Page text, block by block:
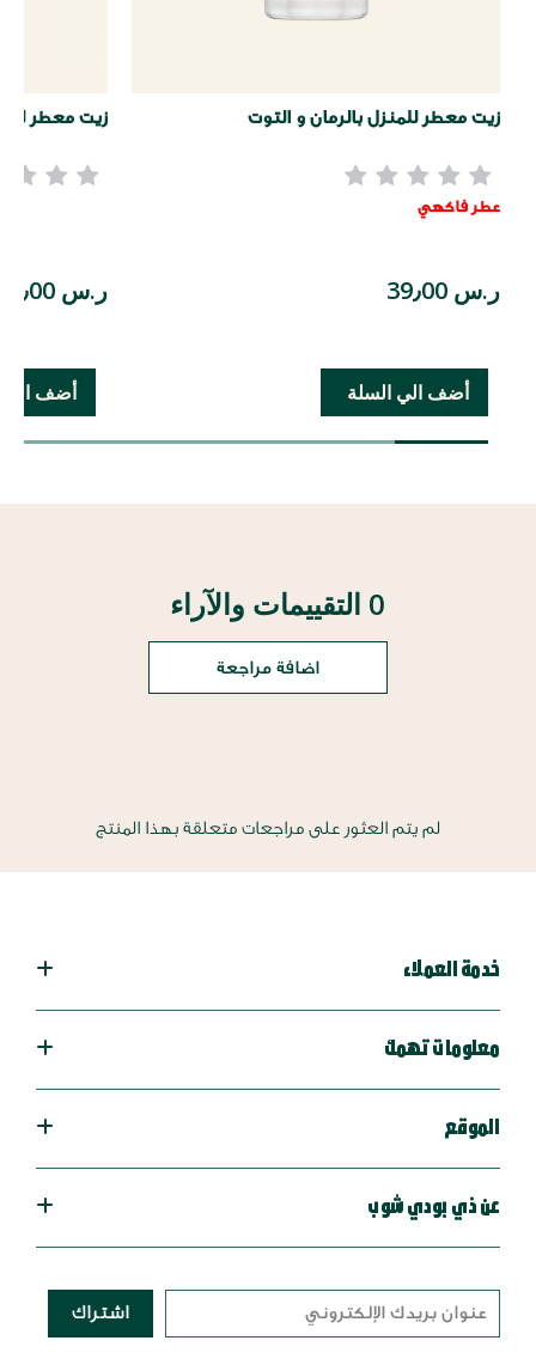
زيت معطر للمنزل بالرمان و التوت
عطر فاكهي
ر.س 39٫00
أضف الي السلة
زيت معطر
ر.س 39٫00
أضف الي
0 التقييمات والآراء
اضافة مراجعة
لم يتم العثور على مراجعات متعلقة بهذا المنتج
خدمة العملاء
معلومات تهمك
الموقع
عن ذي بودي شوب
اشتراك